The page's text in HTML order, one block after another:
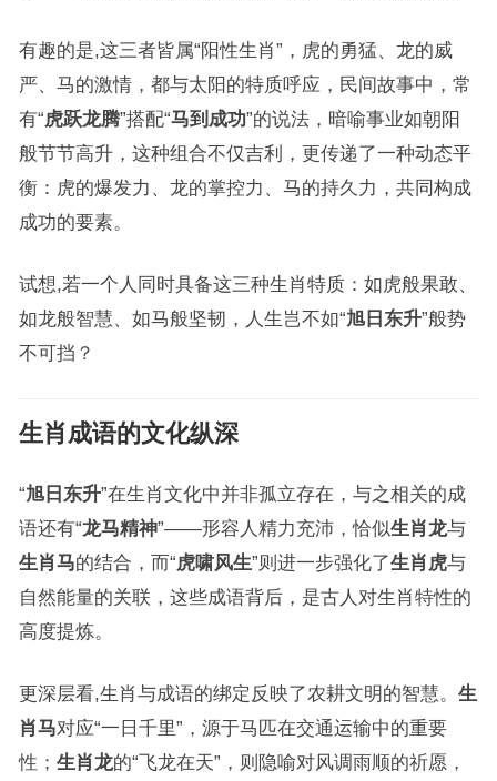
有趣的是,这三者皆属“阳性生肖”，虎的勇猛、龙的威
严、马的激情，都与太阳的特质呼应，民间故事中，常
有“虎跃龙腾”搭配“马到成功”的说法，暗喻事业如朝阳
般节节高升，这种组合不仅吉利，更传递了一种动态平
衡：虎的爆发力、龙的掌控力、马的持久力，共同构成
成功的要素。
试想,若一个人同时具备这三种生肖特质：如虎般果敢、
如龙般智慧、如马般坚韧，人生岂不如“旭日东升”般势
不可挡？
生肖成语的文化纵深
“旭日东升”在生肖文化中并非孤立存在，与之相关的成
语还有“龙马精神”——形容人精力充沛，恰似生肖龙与
生肖马的结合，而“虎啸风生”则进一步强化了生肖虎与
自然能量的关联，这些成语背后，是古人对生肖特性的
高度提炼。
更深层看,生肖与成语的绑定反映了农耕文明的智慧。 生
肖马对应“一日千里”，源于马匹在交通运输中的重要
性； 生肖龙的“飞龙在天”，则隐喻对风调雨顺的祈愿，